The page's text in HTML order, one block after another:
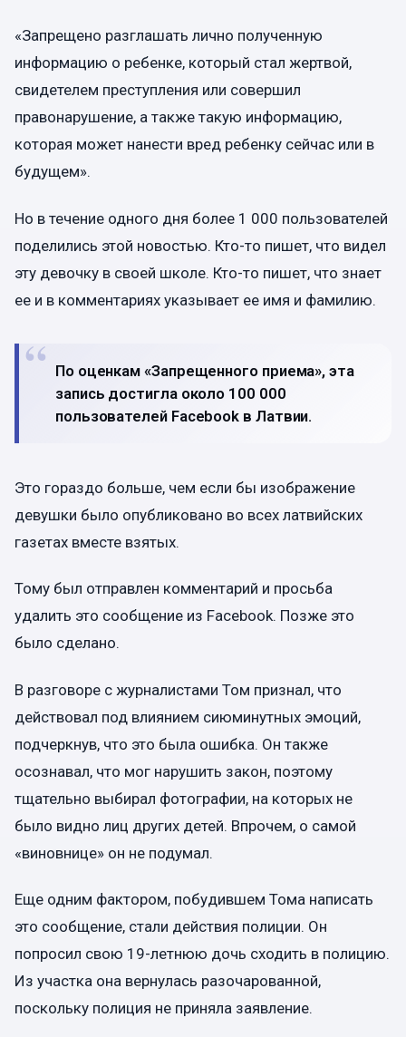
«Запрещено разглашать лично полученную
информацию о ребенке, который стал жертвой,
свидетелем преступления или совершил
правонарушение, а также такую информацию,
которая может нанести вред ребенку сейчас или в
будущем».
Но в течение одного дня более 1 000 пользователей
поделились этой новостью. Кто-то пишет, что видел
эту девочку в своей школе. Кто-то пишет, что знает
ее и в комментариях указывает ее имя и фамилию.
По оценкам «Запрещенного приема», эта
запись достигла около 100 000
пользователей Facebook в Латвии.
Это гораздо больше, чем если бы изображение
девушки было опубликовано во всех латвийских
газетах вместе взятых.
Тому был отправлен комментарий и просьба
удалить это сообщение из Facebook. Позже это
было сделано.
В разговоре с журналистами Том признал, что
действовал под влиянием сиюминутных эмоций,
подчеркнув, что это была ошибка. Он также
осознавал, что мог нарушить закон, поэтому
тщательно выбирал фотографии, на которых не
было видно лиц других детей. Впрочем, о самой
«виновнице» он не подумал.
Еще одним фактором, побудившем Тома написать
это сообщение, стали действия полиции. Он
попросил свою 19-летнюю дочь сходить в полицию.
Из участка она вернулась разочарованной,
поскольку полиция не приняла заявление.